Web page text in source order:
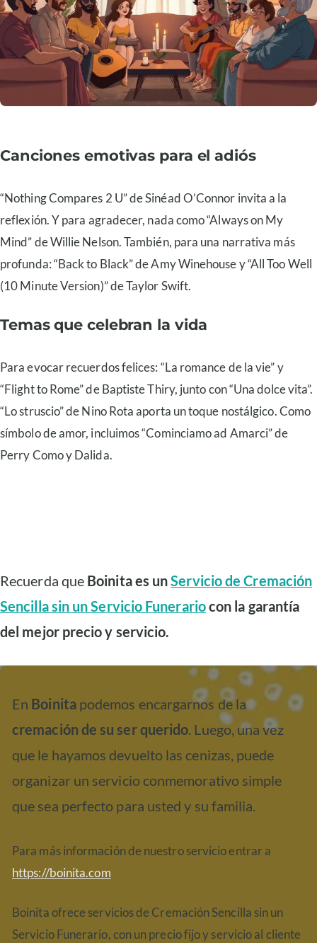
Canciones emotivas para el adiós
“Nothing Compares 2 U” de Sinéad O’Connor invita a la
reflexión. Y para agradecer, nada como “Always on My
Mind” de Willie Nelson. También, para una narrativa más
profunda: “Back to Black” de Amy Winehouse y “All Too Well
(10 Minute Version)” de Taylor Swift.
Temas que celebran la vida
Para evocar recuerdos felices: “La romance de la vie” y
“Flight to Rome” de Baptiste Thiry, junto con “Una dolce vita”.
“Lo struscio” de Nino Rota aporta un toque nostálgico. Como
símbolo de amor, incluimos “Cominciamo ad Amarci” de
Perry Como y Dalida.
Recuerda que Boinita es unServicio de Cremación
Sencilla sin un Servicio Funerariocon la garantía
del mejor precio y servicio.
En Boinita podemos encargarnos de la
cremación de su ser querido. Luego, una vez
que le hayamos devuelto las cenizas, puede
organizar un servicio conmemorativo simple
que sea perfecto para usted y su familia.
Para más información de nuestro servicio entrar a
https://boinita.com
Boinita ofrece servicios de Cremación Sencilla sin un
Servicio Funerario, con un precio fijo y servicio al cliente